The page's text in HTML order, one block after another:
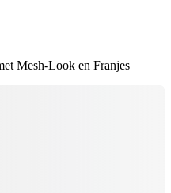
Mesh-Look en Franjes